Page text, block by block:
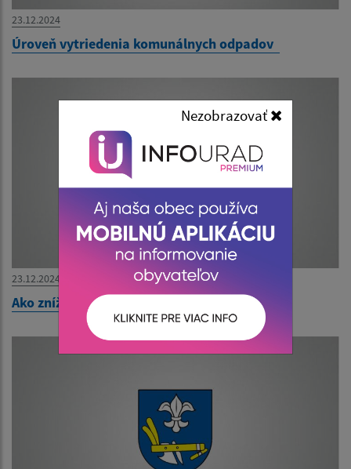
Nezobrazovať
23.12.2024
Úroveň vytriedenia komunálnych odpadov
23.12.2024
Ako znížiť riziko infekcie koronavírusom?